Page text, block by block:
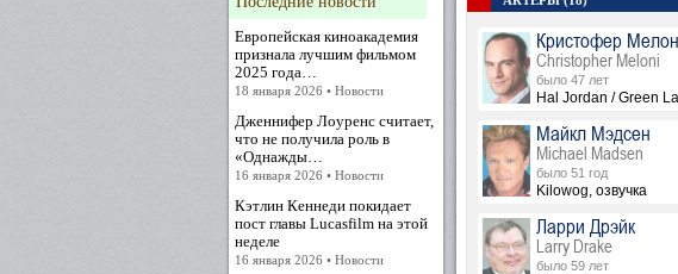
Европейская киноакадемия
признала лучшим фильмом
2025 года…
18 января 2026 • Новости
Дженнифер Лоуренс считает,
что не получила роль в
«Однажды…
16 января 2026 • Новости
Кэтлин Кеннеди покидает
пост главы Lucasfilm на этой
неделе
16 января 2026 • Новости
Кристофер
Christopher Meloni
было 47 лет
Hal Jordan / Green
Майкл Мэдсен
Michael Madsen
было 51 год
Kilowog, озвучка
Ларри Дрэйк
Larry Drake
было 59 лет